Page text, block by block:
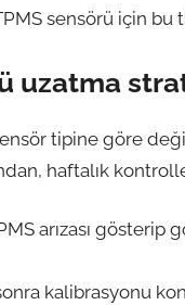
sensörü için bu
uzatma
tipine göre
haftalık
arızası
kalibrasyonu